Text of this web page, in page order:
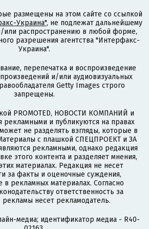
размещены на этом сайте со ссылкой
Украина", не подлежат дальнейшему
или распространению в любой форме,
разрешения агентства "Интерфакс-
Украина".
перепечатка и воспроизведение
и/или аудиовизуальных
Getty Images строго
запрещены.
PROMOTED, НОВОСТИ КОМПАНИЙ и
и публикуются на правах
не разделять взгляды, которые в
с плашкой СПЕЦПРОЕКТ и ЗА
рекламными, однако редакция
этого контента и разделяет мнения,
материалах. Редакция не несет
за факты и оценочные суждения,
в рекламных материалах. Согласно
ответственность за
несет рекламодатель.
медиа; идентификатор медиа - R40-